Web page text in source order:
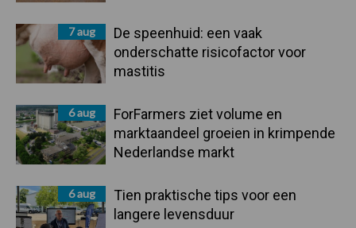
7 aug
De speenhuid: een vaak
onderschatte risicofactor voor
mastitis
6 aug
ForFarmers ziet volume en
marktaandeel groeien in krimpende
Nederlandse markt
6 aug
Tien praktische tips voor een
langere levensduur